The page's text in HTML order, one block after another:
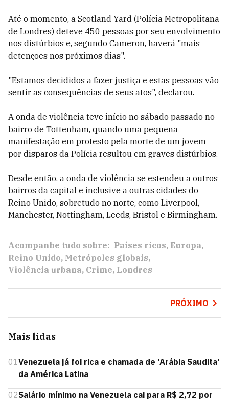
Até o momento, a Scotland Yard (Polícia Metropolitana
de Londres) deteve 450 pessoas por seu envolvimento
nos distúrbios e, segundo Cameron, haverá "mais
detenções nos próximos dias".
"Estamos decididos a fazer justiça e estas pessoas vão
sentir as consequências de seus atos", declarou.
A onda de violência teve início no sábado passado no
bairro de Tottenham, quando uma pequena
manifestação em protesto pela morte de um jovem
por disparos da Polícia resultou em graves distúrbios.
Desde então, a onda de violência se estendeu a outros
bairros da capital e inclusive a outras cidades do
Reino Unido, sobretudo no norte, como Liverpool,
Manchester, Nottingham, Leeds, Bristol e Birmingham.
Acompanhe tudo sobre: Países ricos Europa
Reino Unido Metrópoles globais
Violência urbana Crime Londres
PRÓXIMO
Mais lidas
01Venezuela já foi rica e chamada de 'Arábia Saudita'
da América Latina
02Salário mínimo na Venezuela cai para R$ 2,72 por